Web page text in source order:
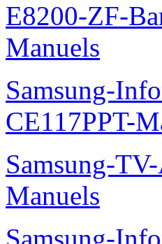
E8200-ZF-
Manuels
Samsung-
CE117PPT-
Samsung-
Manuels